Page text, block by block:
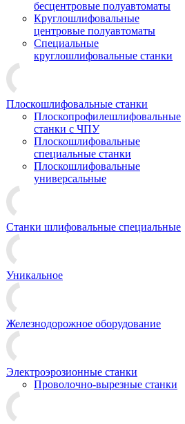
бесцентровые полуавтоматы
Круглошлифовальные
центровые полуавтоматы
Специальные
круглошлифовальные станки
Плоскошлифовальные станки
Плоскопрофилешлифовальные
станки с ЧПУ
Плоскошлифовальные
специальные станки
Плоскошлифовальные
универсальные
Станки шлифовальные специальные
Уникальное
Железнодорожное оборудование
Электроэрозионные станки
Проволочно-вырезные станки